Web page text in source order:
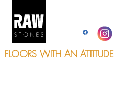
inhoud
FLOORS WITH AN ATTITUDE